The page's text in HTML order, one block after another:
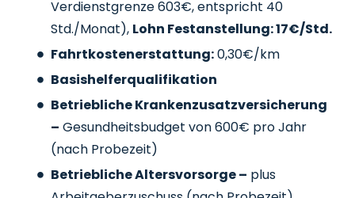
Verdienstgrenze 603€, entspricht 40
Std./Monat), Lohn Festanstellung: 17€/Std.
Fahrtkostenerstattung:0,30€/km
Basishelferqualifikation
Betriebliche Krankenzusatzversicherung
– Gesundheitsbudget von 600€ pro Jahr
(nach Probezeit)
Betriebliche Altersvorsorge – plus